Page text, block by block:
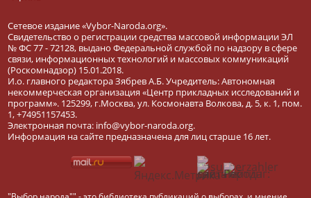
Сетевое издание «Vybor-Naroda.org».
Свидетельство о регистрации средства массовой информации ЭЛ
№ ФС 77 - 72128, выдано Федеральной службой по надзору в сфере
связи, информационных технологий и массовых коммуникаций
(Роскомнадзор) 15.01.2018.
И.о. главного редактора Зябрев А.Б. Учредитель: Автономная
некоммерческая организация «Центр прикладных исследований и
программ». 125299, г.Москва, ул. Космонавта Волкова, д. 5, к. 1, пом.
1, +74951157453.
Электронная почта: info@vybor-naroda.org.
Информация на сайте предназначена для лиц старше 16 лет.